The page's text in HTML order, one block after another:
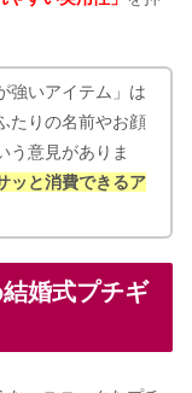
強いアイテム」は
たりの名前やお顔
う意見がありま
ッと消費できるア
婚式プチギ